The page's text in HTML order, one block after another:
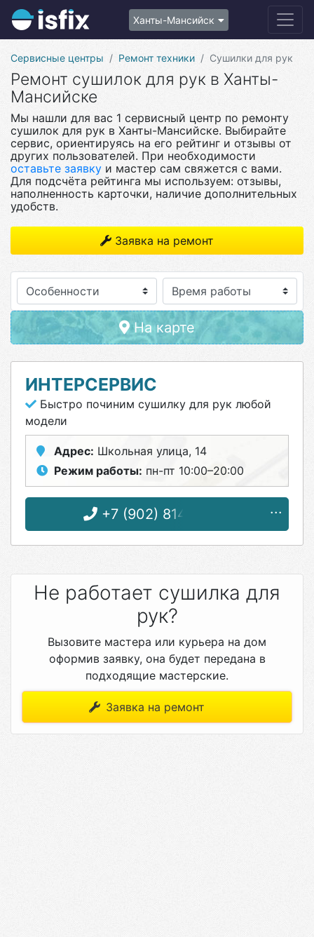
Ханты-Мансийск
Сервисные центры Ремонт техники Сушилки для рук
Ремонт сушилок для рук в Ханты-
Мансийске
Мы нашли для вас 1 сервисный центр по ремонту
сушилок для рук в Ханты-Мансийске. Выбирайте
сервис, ориентируясь на его рейтинг и отзывы от
других пользователей. При необходимости
оставьте заявку и мастер сам свяжется с вами.
Для подсчёта рейтинга мы используем: отзывы,
наполненность карточки, наличие дополнительных
удобств.
Заявка на ремонт
Особенности
На карте
ИНТЕРСЕРВИС
Быстро починим сушилку для рук любой
модели
Адрес: Школьная улица, 14
Режим работы: пн-пт 10:00–20:00
+7 (902) 814-16-32
Не работает сушилка для
рук?
Вызовите мастера или курьера на дом
оформив заявку, она будет передана в
подходящие мастерские.
Заявка на ремонт